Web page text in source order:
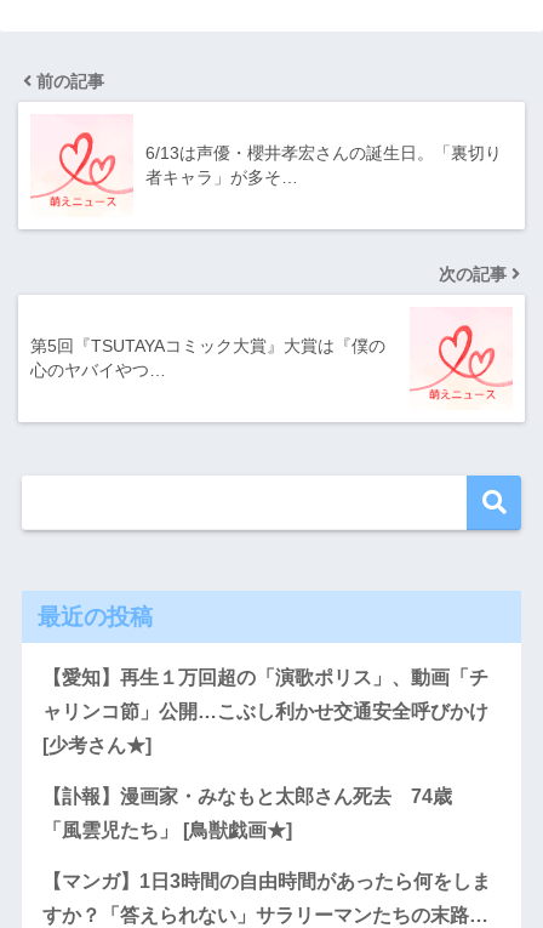
前の記事
6/13は声優・櫻井孝宏さんの誕生日。「裏切り
者キャラ」が多そ…
次の記事
第5回『TSUTAYAコミック大賞』大賞は『僕の
心のヤバイやつ…
最近の投稿
【愛知】再生１万回超の「演歌ポリス」、動画「チ
ャリンコ節」公開…こぶし利かせ交通安全呼びかけ
[少考さん★]
【訃報】漫画家・みなもと太郎さん死去 74歳
「風雲児たち」 [鳥獣戯画★]
【マンガ】1日3時間の自由時間があったら何をしま
すか？「答えられない」サラリーマンたちの末路…